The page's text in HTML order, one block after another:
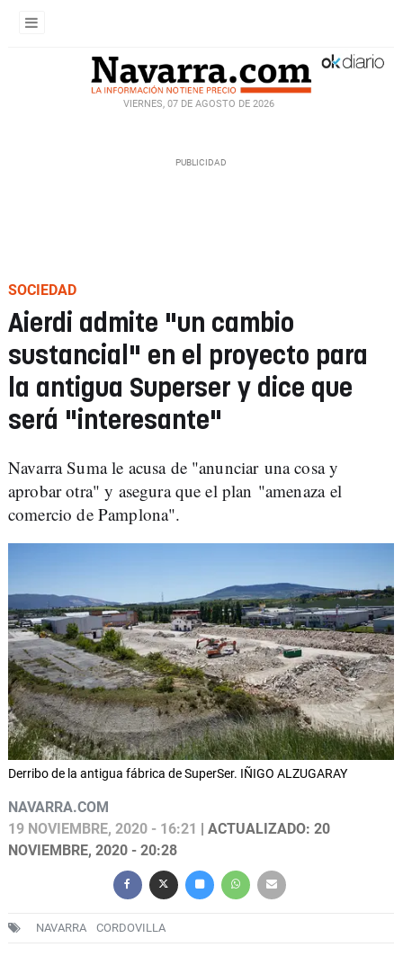
VIERNES, 07 DE AGOSTO DE 2026
SOCIEDAD
Aierdi admite "un cambio
sustancial" en el proyecto para
la antigua Superser y dice que
será "interesante"
Navarra Suma le acusa de "anunciar una cosa y
aprobar otra" y asegura que el plan "amenaza el
comercio de Pamplona".
Derribo de la antigua fábrica de SuperSer. IÑIGO ALZUGARAY
NAVARRA.COM
19 NOVIEMBRE, 2020 - 16:21
| ACTUALIZADO: 20
NOVIEMBRE, 2020 - 20:28
NAVARRA CORDOVILLA